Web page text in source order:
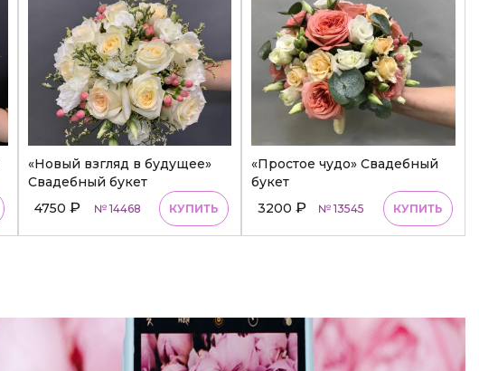
«Новый взгляд в будущее»
Свадебный букет
4750 ₽ № 14468 КУПИТЬ
«Простое чудо» Свадебный
букет
3200₽ № 13545 КУПИТЬ